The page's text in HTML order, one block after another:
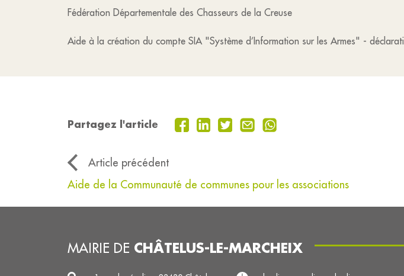
Fédération Départementale des Chasseurs de la Creuse
Aide à la création du compte SIA "Système d’Information sur les Armes" -
Partagez l'article
Article précédent
Aide de la Communauté de communes pour les associations
MAIRIE DE CHÂTELUS-LE-MARCHEIX